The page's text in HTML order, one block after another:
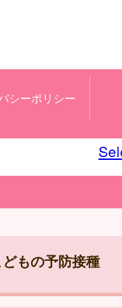
シーポリシー
どもの予防接種